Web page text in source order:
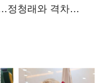
정청래와 격차